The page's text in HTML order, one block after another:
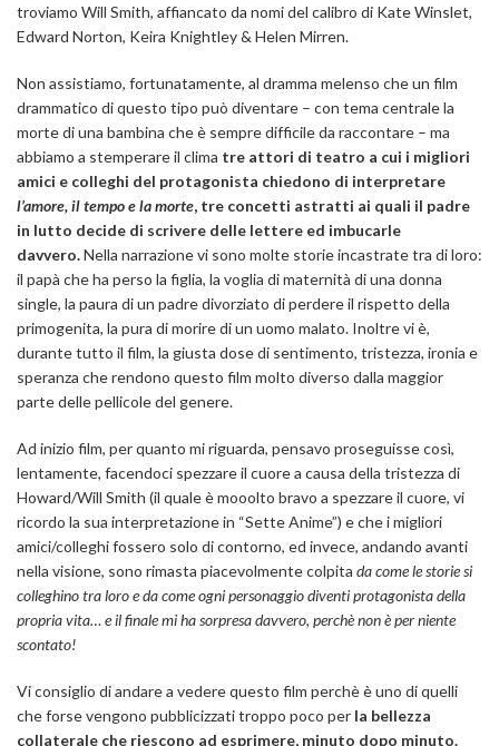
troviamo Will Smith, affiancato da nomi del calibro di Kate Winslet,
Edward Norton, Keira Knightley & Helen Mirren.
Non assistiamo, fortunatamente, al dramma melenso che un film
drammatico di questo tipo può diventare – con tema centrale la
morte di una bambina che è sempre difficile da raccontare – ma
abbiamo a stemperare il clima tre attori di teatro a cui i migliori
amici e colleghi del protagonista chiedono di interpretare
l’amore, il tempo e la morte, tre concetti astratti ai quali il padre
in lutto decide di scrivere delle lettere ed imbucarle
davvero.Nella narrazione vi sono molte storie incastrate tra di loro:
il papà che ha perso la figlia, la voglia di maternità di una donna
single, la paura di un padre divorziato di perdere il rispetto della
primogenita, la pura di morire di un uomo malato. Inoltre vi è,
durante tutto il film, la giusta dose di sentimento, tristezza, ironia e
speranza che rendono questo film molto diverso dalla maggior
parte delle pellicole del genere.
Ad inizio film, per quanto mi riguarda, pensavo proseguisse così,
lentamente, facendoci spezzare il cuore a causa della tristezza di
Howard/Will Smith (il quale è mooolto bravo a spezzare il cuore, vi
ricordo la sua interpretazione in “Sette Anime”) e che i migliori
amici/colleghi fossero solo di contorno, ed invece, andando avanti
nella visione, sono rimasta piacevolmente colpita da come le storie si
colleghino tra loro e da come ogni personaggio diventi protagonista della
propria vita… e il finale mi ha sorpresa davvero, perchè non è per niente
scontato!
Vi consiglio di andare a vedere questo film perchè è uno di quelli
che forse vengono pubblicizzati troppo poco per la bellezza
collaterale che riescono ad esprimere, minuto dopo minuto.